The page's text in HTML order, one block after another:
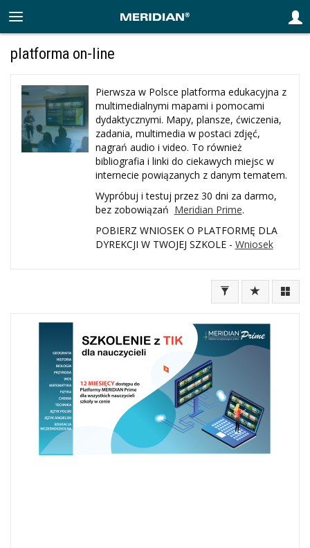
platforma on-line
Pierwsza w Polsce platforma edukacyjna z
multimedialnymi mapami i pomocami
dydaktycznymi. Mapy, plansze, ćwiczenia,
zadania, multimedia w postaci zdjęć,
nagrań audio i video. To również
bibliografia i linki do ciekawych miejsc w
internecie powiązanych z danym tematem.
Wypróbuj i testuj przez 30 dni za darmo,
bez zobowiązań Meridian Prime.
POBIERZ WNIOSEK O PLATFORMĘ DLA
DYREKCJI W TWOJEJ SZKOLE - Wniosek